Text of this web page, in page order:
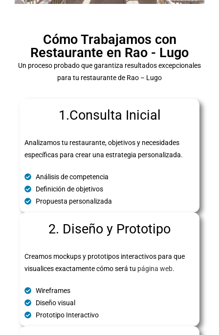
Cómo Trabajamos con
Restaurante en Rao - Lugo
Un proceso probado que garantiza resultados excepcionales
para tu restaurante de Rao – Lugo
1.Consulta Inicial
Analizamos tu restaurante, objetivos y necesidades
específicas para crear una estrategia personalizada.
Análisis de competencia
Definición de objetivos
Propuesta personalizada
2. Diseño y Prototipo
Creamos mockups y prototipos interactivos para que
visualices exactamente cómo será tu página web.
Wireframes
Diseño visual
Prototipo Interactivo